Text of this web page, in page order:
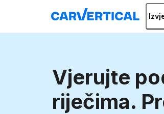
Vjerujte
riječima.